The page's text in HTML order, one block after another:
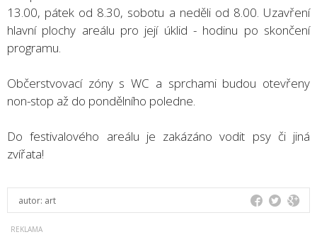
13.00, pátek od 8.30, sobotu a neděli od 8.00. Uzavření
hlavní plochy areálu pro její úklid - hodinu po skončení
programu.
Občerstvovací zóny s WC a sprchami budou otevřeny
non-stop až do pondělního poledne.
Do festivalového areálu je zakázáno vodit psy či jiná
zvířata!
autor: art